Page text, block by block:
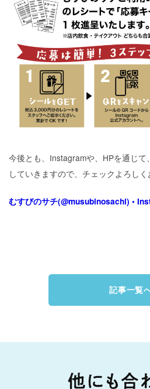
今後とも、Instagramや、HPを通じ
していきますので、チェックよろしく
むすびのサチ(@musubinosachi) •
記事一覧